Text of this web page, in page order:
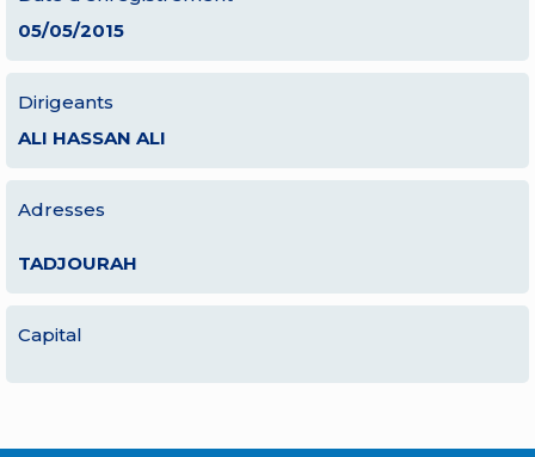
05/05/2015
Dirigeants
ALI HASSAN ALI
Adresses
TADJOURAH
Capital